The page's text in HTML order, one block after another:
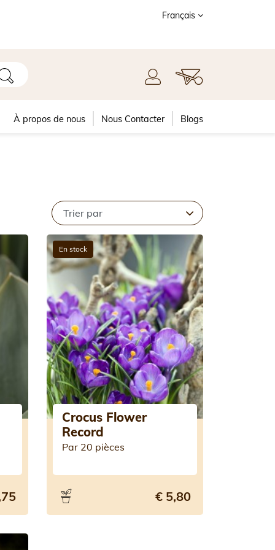
Français
À propos de nous Nous Contacter Blogs
En stock
Crocus Flower
Record
Par 20 pièces
€ 5,80